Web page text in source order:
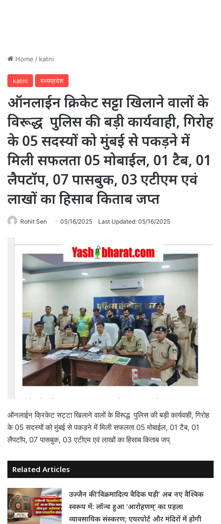
Home / katni
katni मध्यप्रदेश
ऑनलाईन क्रिकेट सट्टा खिलाने वालों के
विरूद्ध पुलिस की बड़ी कार्यवाही, गिरोह
के 05 सदस्यों को मुंबई से पकड़ने में
मिली सफलता 05 मोबाईल, 01 टैब, 01
लैपटॉप, 07 पासबुक, 03 एटीएम एवं
लाखों का हिसाब किताब जप्त
Rohit Sen 05/16/2025 Last Updated: 05/16/2025
ऑनलाईन क्रिकेट सट्टा खिलाने वालों के विरूद्ध पुलिस की बड़ी कार्यवाही, गिरोह
के 05 सदस्यों को मुंबई से पकड़ने में मिली सफलता 05 मोबाईल, 01 टैब, 01
लैपटॉप, 07 पासबुक, 03 एटीएम एवं लाखों का हिसाब किताब जप्
Related Articles
उज्जैन की ‘विक्रमादित्य वैदिक घड़ी’ अब नए वैश्विक
स्वरूप में: लॉन्च हुआ ‘आरोहणम्’ का पहला
व्यावसायिक संस्करण; एयरपोर्ट और मंदिरों में होगी